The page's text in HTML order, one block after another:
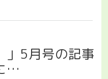
」5月号の記事
…